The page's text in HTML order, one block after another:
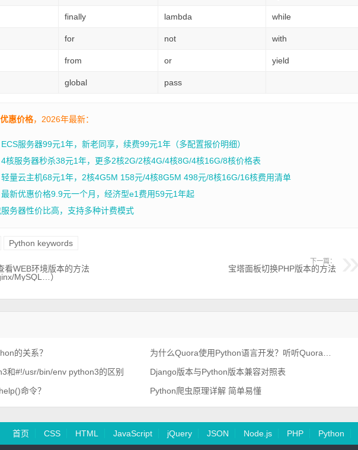
finally lambda while
for not with
from or yield
global pass
惠价格，2026年最新：
服务器99元1年，新老同享，续费99元1年（多配置报价明细）
核服务器秒杀38元1年，更多2核2G/2核4G/4核8G/4核16G/8核价格表
量云主机68元1年，2核4G5M 158元/4核8G5M 498元/8核16G/16核费用清单
新优惠价格9.9元一个月，经济型e1费用59元1年起
务器性价比高，支持多种计费模式
Python keywords
看WEB环境版本的方法
MySQL…）
下一篇：
宝塔面板切换PHP版本的方法
的关系？
和#!/usr/bin/env python3的区别
Django版本与Python版本兼容对照表
命令？
Python爬虫原理详解 简单易懂
首页 CSS HTML JavaScript jQuery JSON Node.js PHP Python